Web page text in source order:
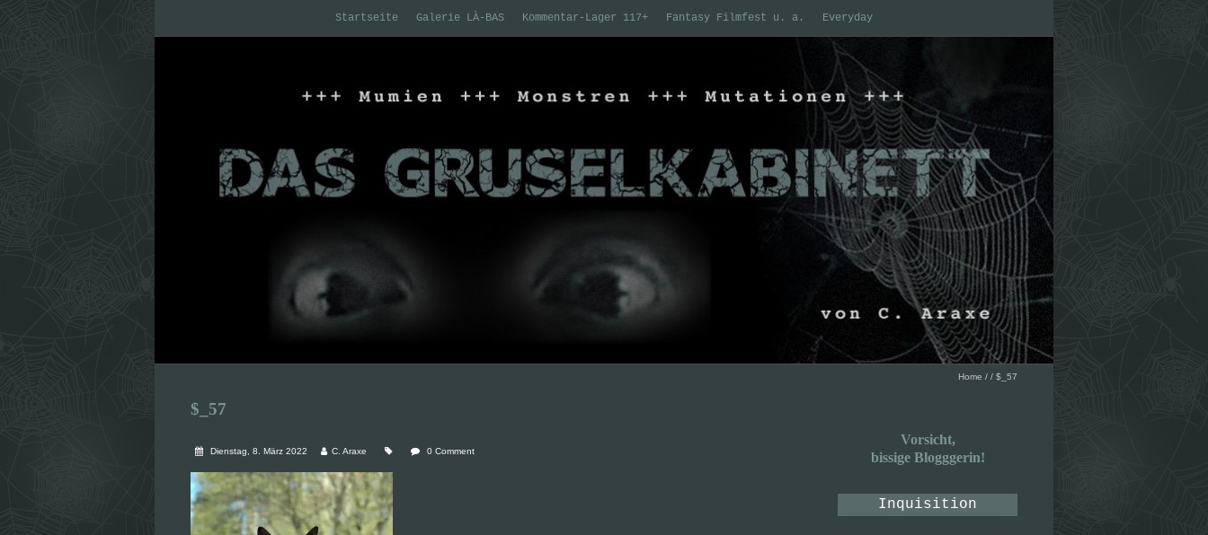
Startseite Galerie LÀ-BAS Kommentar-Lager 117+ Fantasy Filmfest u. a. Everyday
Home / / $_57
$_57
Dienstag, 8. März 2022 C. Araxe 0 Comment
Vorsicht,
bissige Blogggerin!
Inquisition